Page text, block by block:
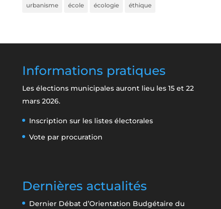
urbanisme école écologie éthique
Informations pratiques
Les élections municipales auront lieu les 15 et 22
mars 2026.
Inscription sur les listes électorales
Vote par procuration
Dernières actualités
Dernier Débat d’Orientation Budgétaire du